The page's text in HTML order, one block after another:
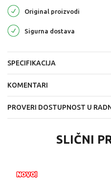
Original proizvodi
Sigurna dostava
SPECIFIKACIJA
KOMENTARI
PROVERI DOSTUPNOST U
SLIČNI